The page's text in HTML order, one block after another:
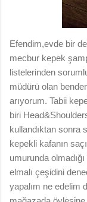
Efendim,evde bir
mecbur kepek
listelerinden
müdürü olan
arıyorum. Tabii
biri
kullandıktan sonra
kepekli kafanın
umurunda
elmalı çeşidini
yapalım ne edelim